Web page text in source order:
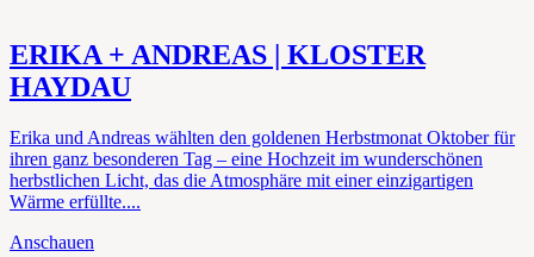
ERIKA + ANDREAS | KLOSTER
HAYDAU
Erika und Andreas wählten den goldenen Herbstmonat Oktober für
ihren ganz besonderen Tag – eine Hochzeit im wunderschönen
herbstlichen Licht, das die Atmosphäre mit einer einzigartigen
Wärme erfüllte....
Anschauen